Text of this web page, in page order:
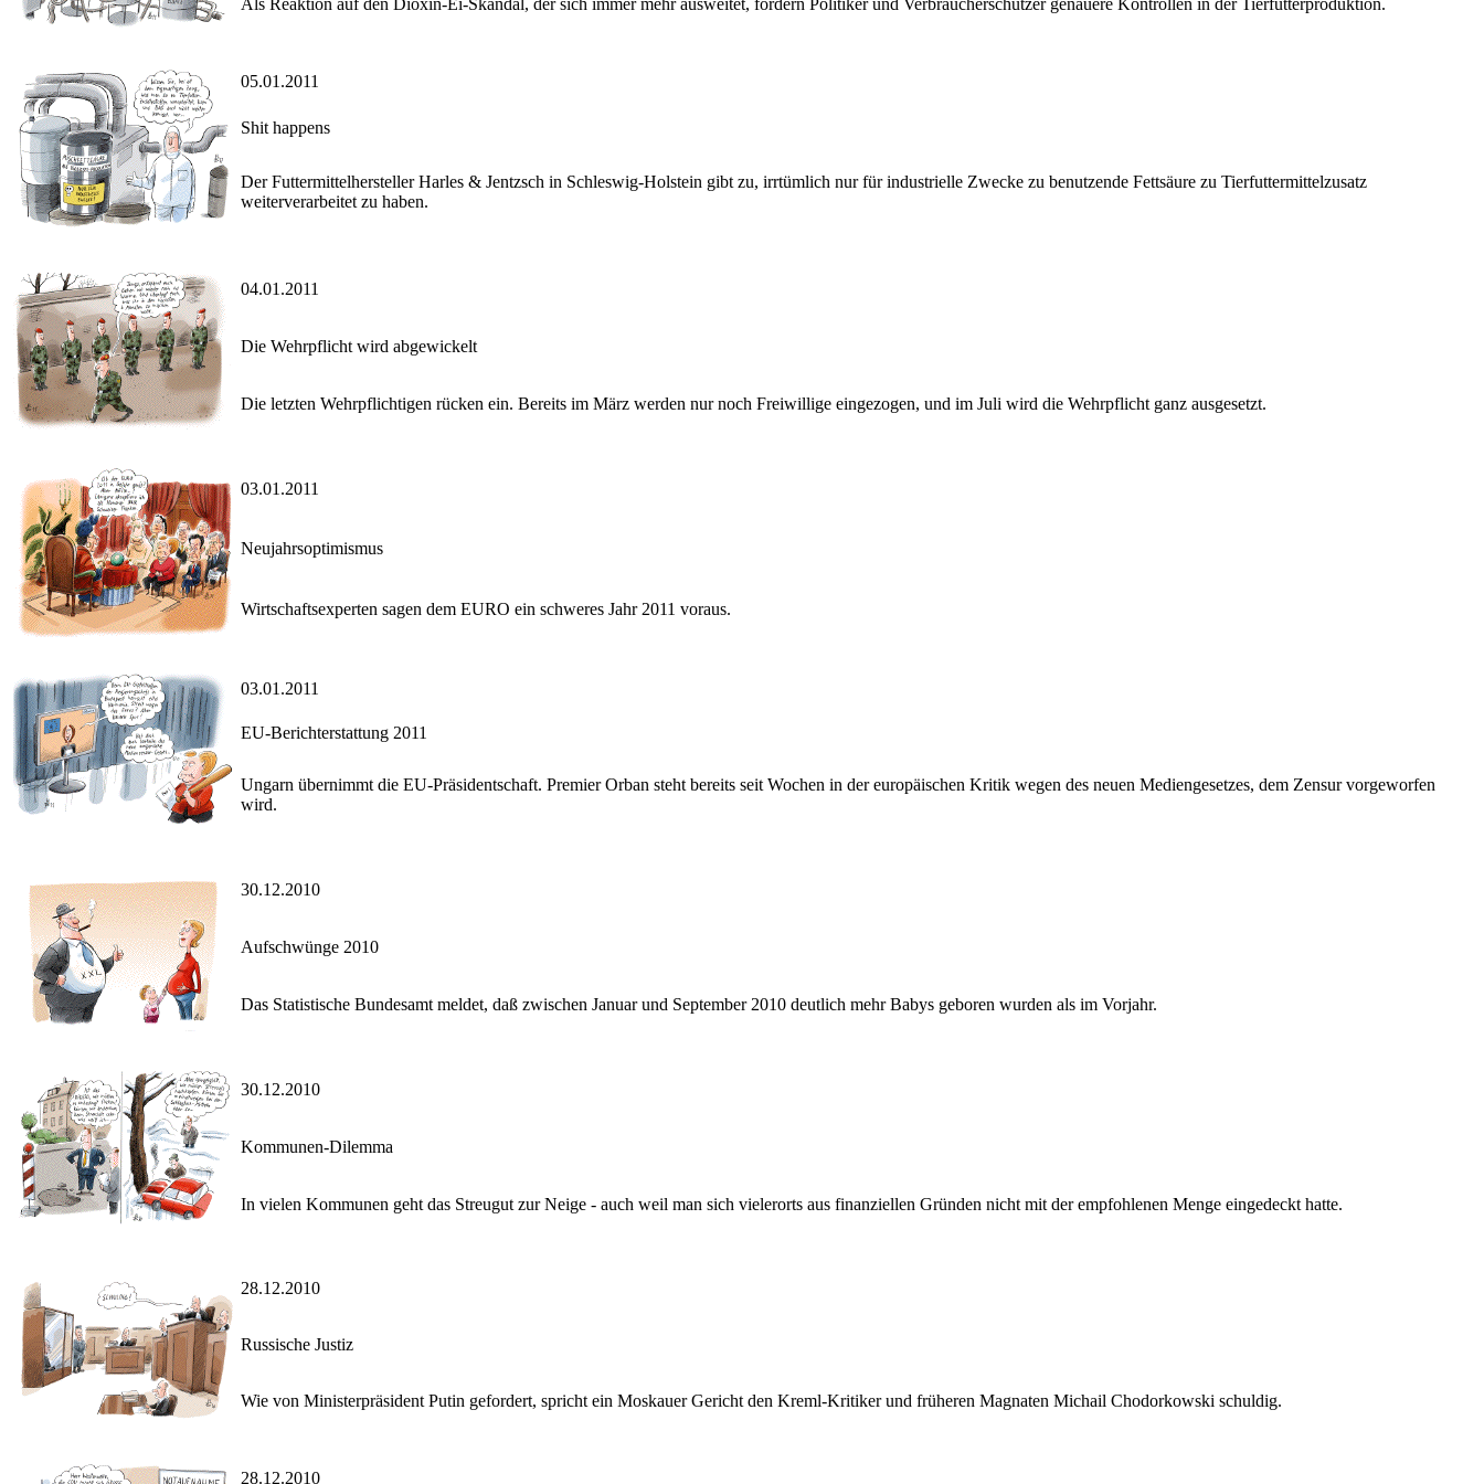
Als Reaktion auf den Dioxin-Ei-Skandal, der sich immer mehr ausweitet, fordern Politiker und Verbraucherschützer genauere Kontrollen in der Tierfutterproduktion.
05.01.2011
Shit happens
Der Futtermittelhersteller Harles & Jentzsch in Schleswig-Holstein gibt zu, irrtümlich nur für industrielle Zwecke zu benutzende Fettsäure zu Tierfuttermittelzusatz
weiterverarbeitet zu haben.
04.01.2011
Die Wehrpflicht wird abgewickelt
Die letzten Wehrpflichtigen rücken ein. Bereits im März werden nur noch Freiwillige eingezogen, und im Juli wird die Wehrpflicht ganz ausgesetzt.
03.01.2011
Neujahrsoptimismus
Wirtschaftsexperten sagen dem EURO ein schweres Jahr 2011 voraus.
03.01.2011
EU-Berichterstattung 2011
Ungarn übernimmt die EU-Präsidentschaft. Premier Orban steht bereits seit Wochen in der europäischen Kritik wegen des neuen Mediengesetzes, dem Zensur vorgeworfen
wird.
30.12.2010
Aufschwünge 2010
Das Statistische Bundesamt meldet, daß zwischen Januar und September 2010 deutlich mehr Babys geboren wurden als im Vorjahr.
30.12.2010
Kommunen-Dilemma
In vielen Kommunen geht das Streugut zur Neige - auch weil man sich vielerorts aus finanziellen Gründen nicht mit der empfohlenen Menge eingedeckt hatte.
28.12.2010
Russische Justiz
Wie von Ministerpräsident Putin gefordert, spricht ein Moskauer Gericht den Kreml-Kritiker und früheren Magnaten Michail Chodorkowski schuldig.
28.12.2010